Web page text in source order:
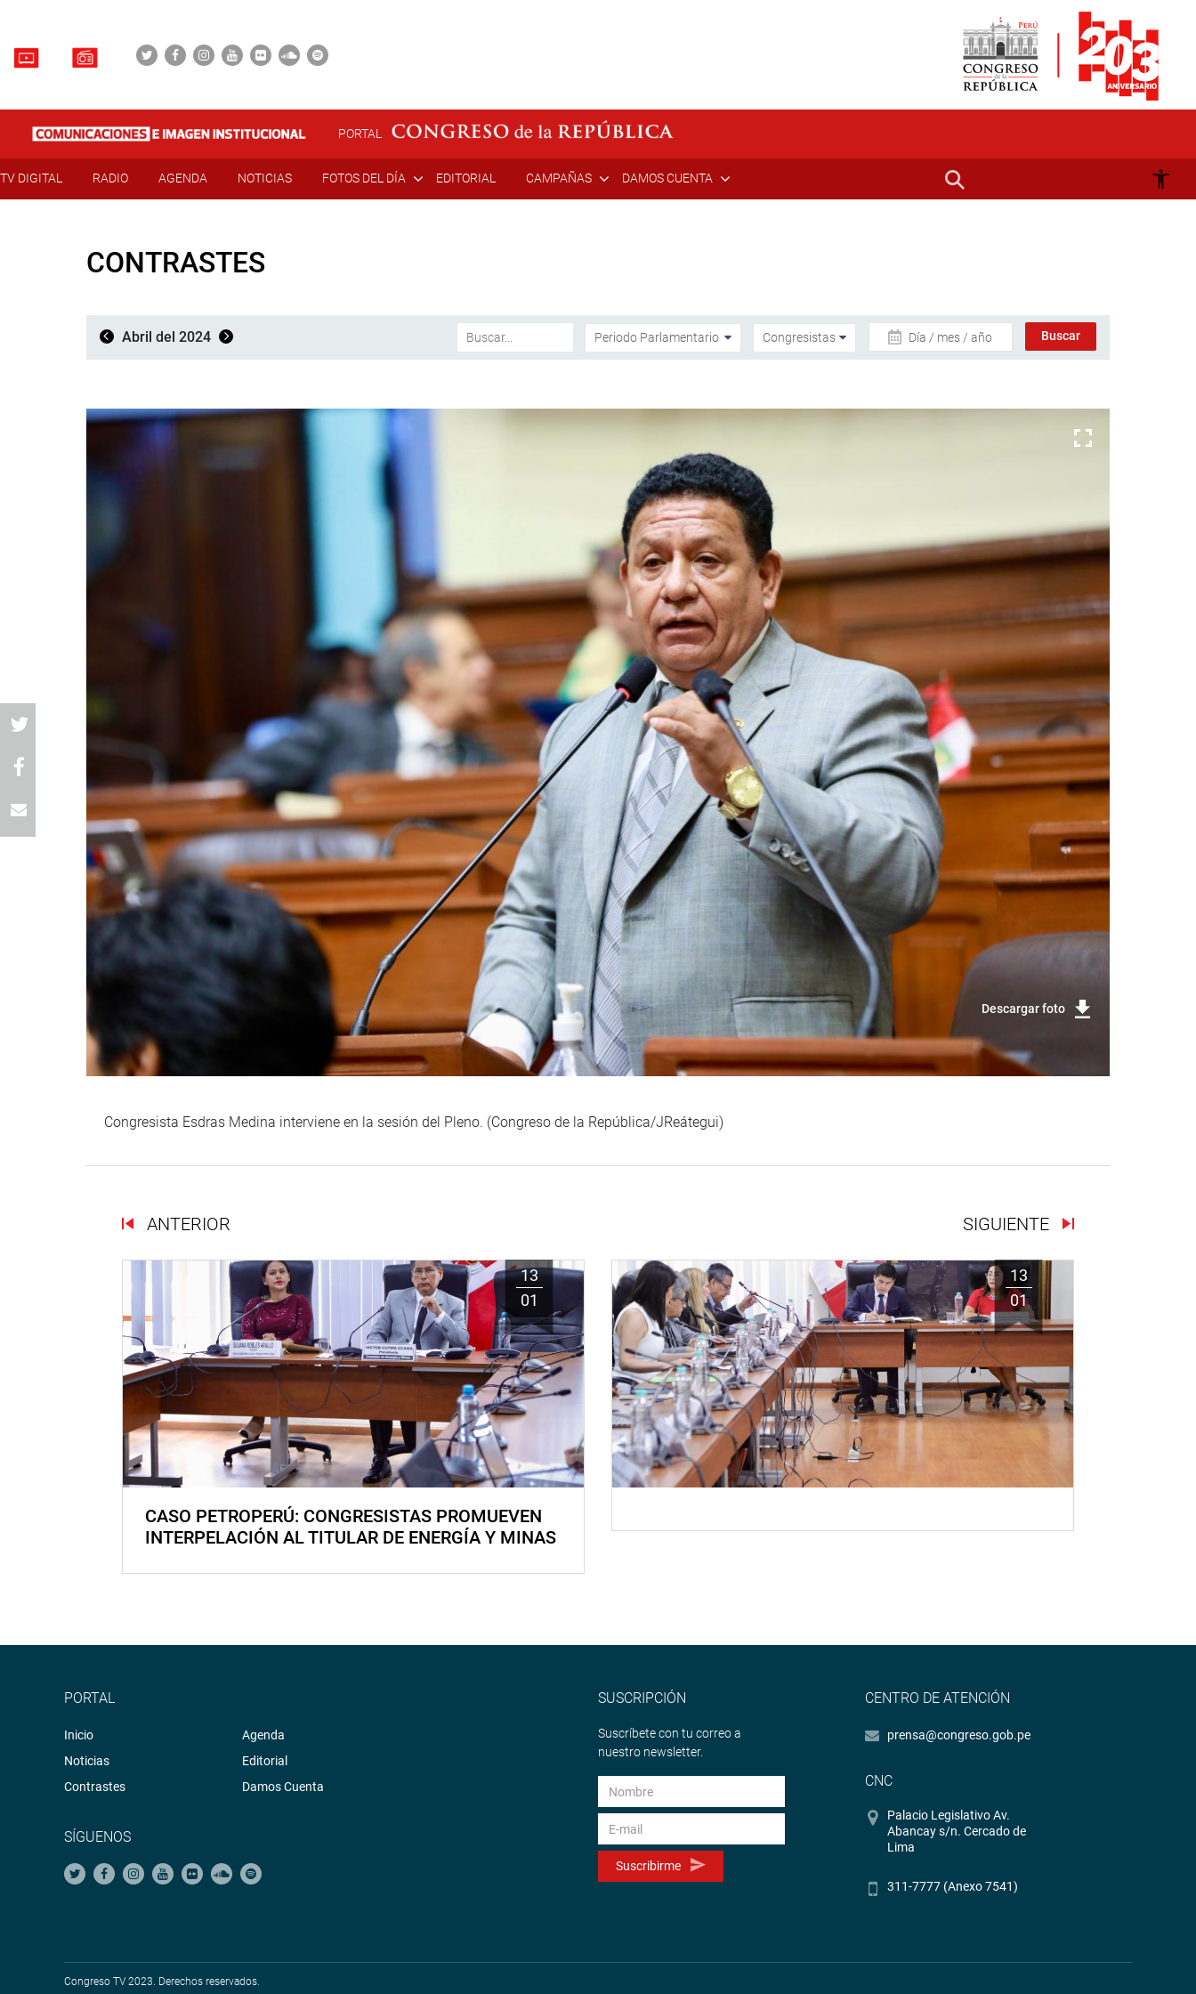
PORTAL
TV DIGITAL RADIO AGENDA NOTICIAS FOTOS DEL DÍA EDITORIAL CAMPAÑAS DAMOS CUENTA
CONTRASTES
Abril del 2024 Día / mes / año
Descargar foto
Congresista Esdras Medina interviene en la sesión del Pleno. (Congreso de la República/JReátegui)
ANTERIOR SIGUIENTE
13
01
CASO PETROPERÚ: CONGRESISTAS PROMUEVEN
INTERPELACIÓN AL TITULAR DE ENERGÍA Y MINAS
13
01
PORTAL
Inicio
Noticias
Contrastes
Agenda
Editorial
Damos Cuenta
SÍGUENOS
SUSCRIPCIÓN
Suscríbete con tu correo a
nuestro newsletter.
Suscribirme
CENTRO DE ATENCIÓN
prensa@congreso.gob.pe
CNC
Palacio Legislativo Av.
Abancay s/n. Cercado de
Lima
311-7777 (Anexo 7541)
Congreso TV 2023. Derechos reservados.